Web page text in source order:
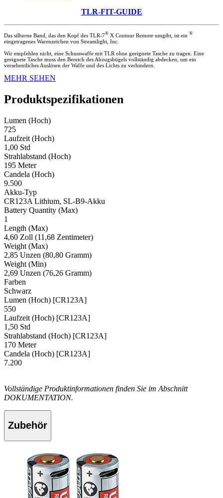
TLR-FIT-GUIDE
Das silberne Band, das den Kopf des TLR-7® X Contour Remote umgibt, ist ein ®
eingetragenes Warenzeichen von Streamlight, Inc.
Wir empfehlen nicht, eine Schusswaffe mit TLR ohne geeignete Tasche zu tragen. Eine
geeignete Tasche muss den Bereich des Abzugsbügels vollständig abdecken, um ein
versehentliches Auslösen der Waffe und des Lichts zu verhindern.
MEHR SEHEN
Produktspezifikationen
Lumen (Hoch)
725
Laufzeit (Hoch)
1,00 Std
Strahlabstand (Hoch)
195 Meter
Candela (Hoch)
9.500
Akku-Typ
CR123A Lithium, SL-B9-Akku
Battery Quantity (Max)
1
Length (Max)
4,60 Zoll (11,68 Zentimeter)
Weight (Max)
2,85 Unzen (80,80 Gramm)
Weight (Min)
2,69 Unzen (76,26 Gramm)
Farben
Schwarz
Lumen (Hoch) [CR123A]
550
Laufzeit (Hoch) [CR123A]
1,50 Std
Strahlabstand (Hoch) [CR123A]
170 Meter
Candela (Hoch) [CR123A]
7.200
Vollständige Produktinformationen finden Sie im Abschnitt
DOKUMENTATION.
Zubehör